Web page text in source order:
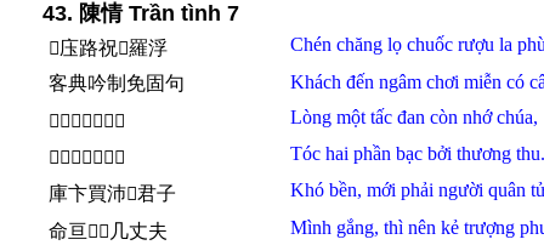
43. 陳情 Trần tình 7
𱔩庒路祝𲆴羅浮 Chén chăng lọ chuốc rượu la
客典吟制免固句
Khách đến ngâm chơi miễn có
𢚸蔑𡬷丹群汝主
Lòng một tấc đan còn nhớchúa,
𩯀𠄩分泊𪽝傷秋
Tóc hai phần bạc bởi thương thu.
庫卞買沛𠊚君子
Khó bền, mới phải người quân
命亘𪰛𢧚几丈夫
Mình gắng, thì nên kẻ trượng